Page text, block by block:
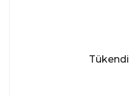
Tükendi